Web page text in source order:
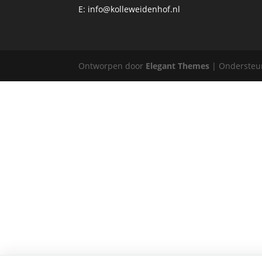
E: info@kolleweidenhof.nl
Ontworpen door Elegant Themes |
Gepersonaliseerde advertenties